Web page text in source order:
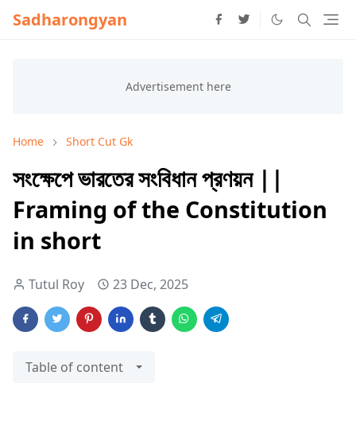
Sadharongyan
Home Short Cut Gk
সংক্ষেপে ভারতের সংবিধান প্রণয়ন ||
Framing of the Constitution
in short
Tutul Roy 23 Dec, 2025
Table of content